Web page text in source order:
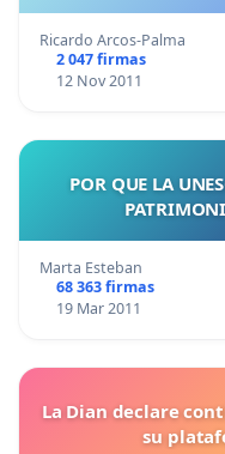
Ricardo Arcos-Palma
2 047 firmas
12 Nov 2011
POR QUE LA
Marta Esteban
68 363 firmas
19 Mar 2011
La Dian declare
su